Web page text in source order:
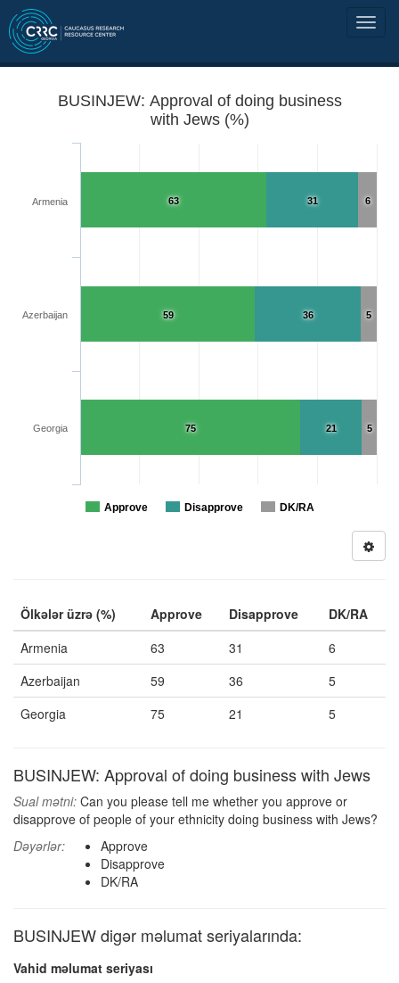
BUSINJEW: Approval of doing business
with Jews (%)
6
5
5
31
36
21
63
59
75
Approve Disapprove DK/RA
Armenia
Azerbaijan
Georgia
Ölkələr üzrə (%) Approve Disapprove
DK/RA
Armenia
63 31
6
Azerbaijan
59 36
5
Georgia
75 21 5
BUSINJEW: Approval of doing business with Jews
Sual mətni: Can you please tell me whether you approve or
disapprove of people of your ethnicity doing business with Jews?
Dəyərlər:
Approve
Disapprove
DK/RA
BUSINJEW digər məlumat seriyalarında:
Vahid məlumat seriyası